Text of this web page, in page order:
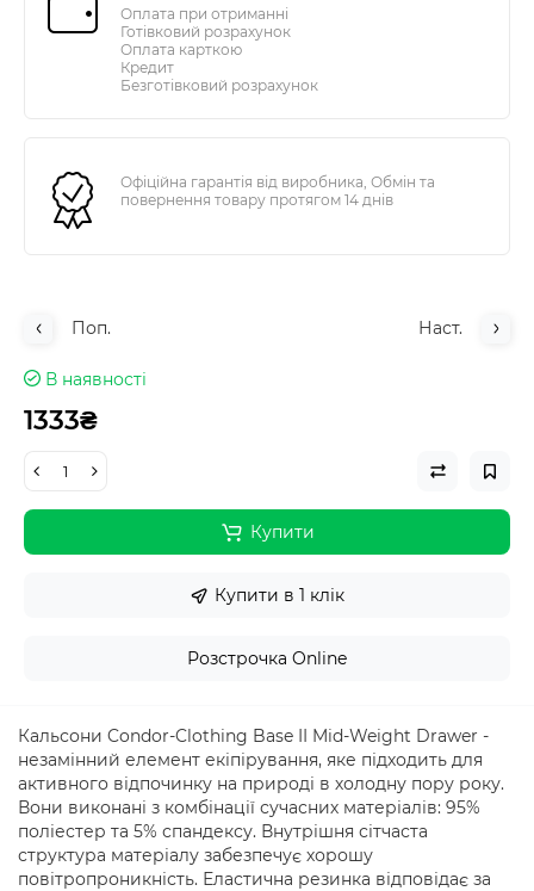
Оплата при отриманні
Готівковий розрахунок
Оплата карткою
Кредит
Безготівковий розрахунок
Офіційна гарантія від виробника, Обмін та
повернення товару протягом 14 днів
Поп. Наст.
В наявності
1333₴
Купити
Купити в 1 клік
Розстрочка Online
Кальсони Condor-Clothing Base II Mid-Weight Drawer -
незамінний елемент екіпірування, яке підходить для
активного відпочинку на природі в холодну пору року.
Вони виконані з комбінації сучасних матеріалів: 95%
поліестер та 5% спандексу. Внутрішня сітчаста
структура матеріалу забезпечує хорошу
повітропроникність. Еластична резинка відповідає за